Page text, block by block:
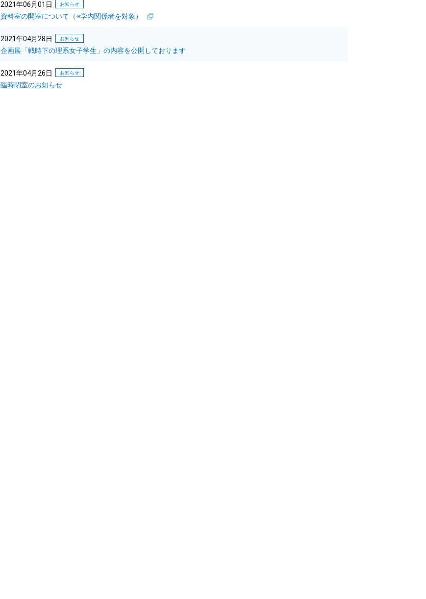
2021年06月01日 お知らせ
資料室の開室について（※学内関係者を対象）
2021年04月28日 お知らせ
企画展「戦時下の理系女子学生」の内容を公開しております
2021年04月26日 お知らせ
臨時閉室のお知らせ